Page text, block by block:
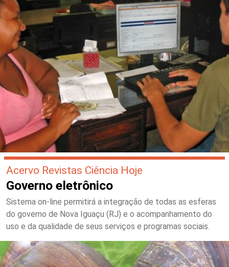
Acervo Revistas Ciência Hoje
Governo eletrônico
Sistema on-line permitirá a integração de todas as esferas
do governo de Nova Iguaçu (RJ) e o acompanhamento do
uso e da qualidade de seus serviços e programas sociais.